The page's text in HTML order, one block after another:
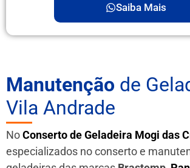
Saiba Mais
Manutenção de
Vila Andrade
NoConserto de Geladeira Mogi das
especializados no conserto e